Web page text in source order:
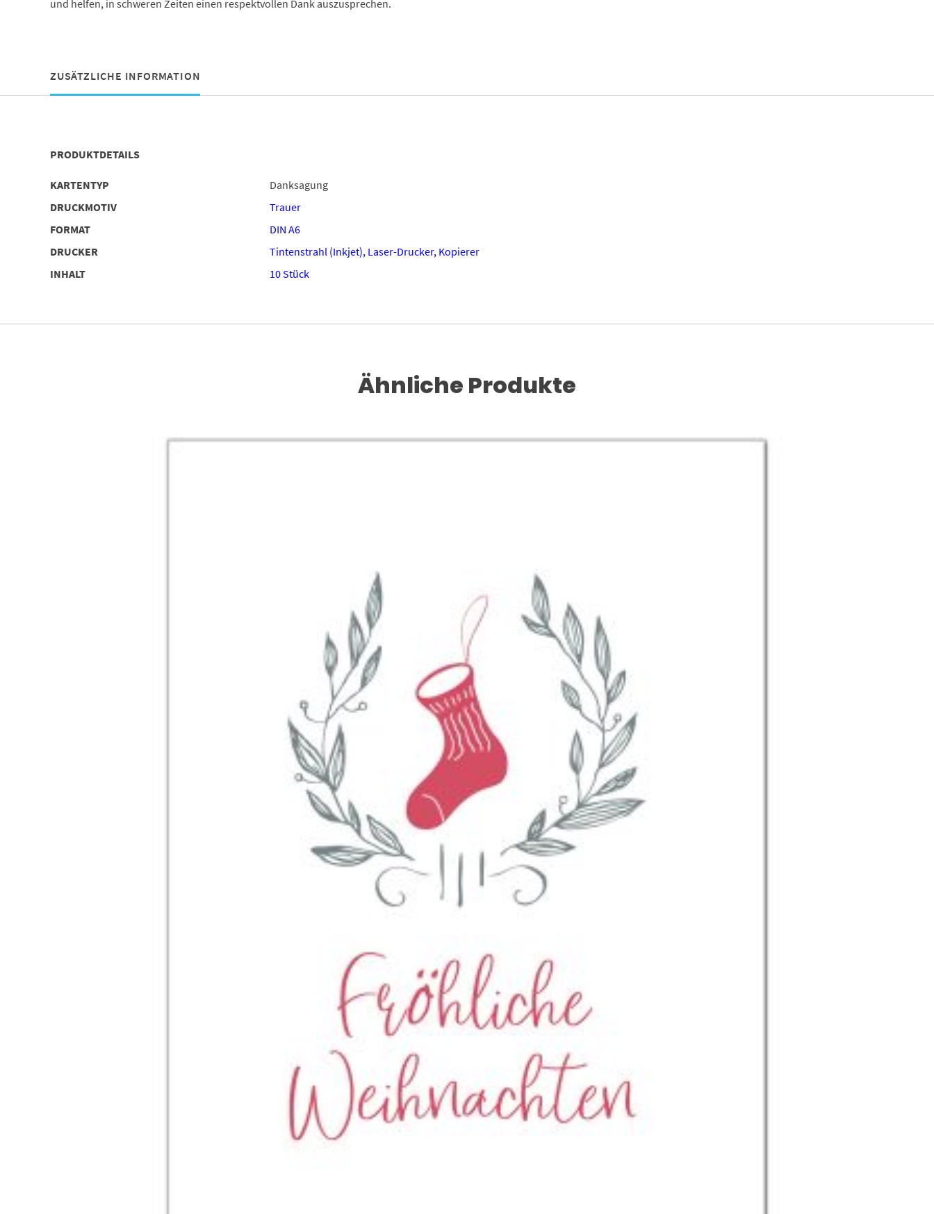
und helfen, in schweren Zeiten einen respektvollen Dank auszusprechen.
ZUSÄTZLICHE INFORMATION
PRODUKTDETAILS
KARTENTYP
Danksagung
DRUCKMOTIV
Trauer
FORMAT
DIN A6
DRUCKER
Tintenstrahl (Inkjet), Laser-Drucker, Kopierer
INHALT
10 Stück
Ähnliche Produkte